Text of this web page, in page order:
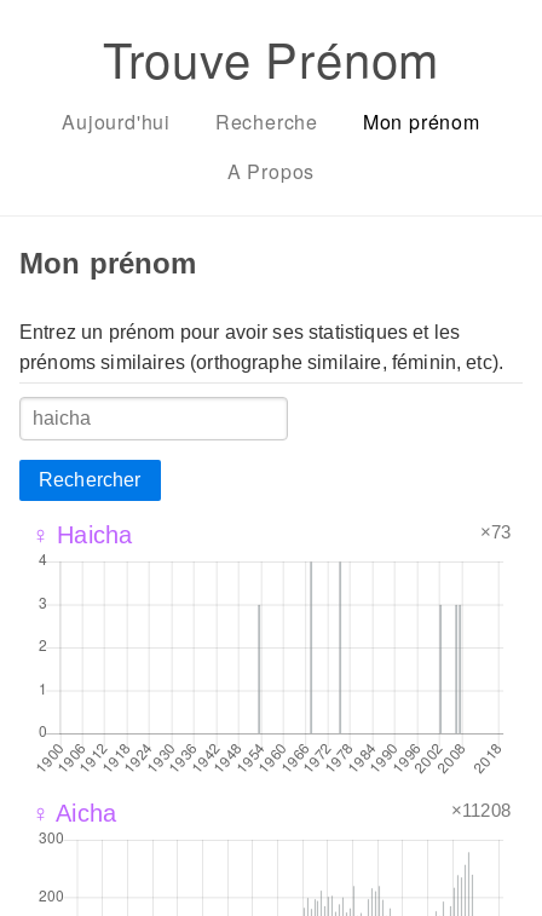
Trouve Prénom
Aujourd'hui Recherche
Mon prénom
A Propos
Mon prénom
Entrez un prénom pour avoir ses statistiques et les
prénoms similaires (orthographe similaire, féminin, etc).
Rechercher
♀ Haicha ×73
♀ Aicha ×11208